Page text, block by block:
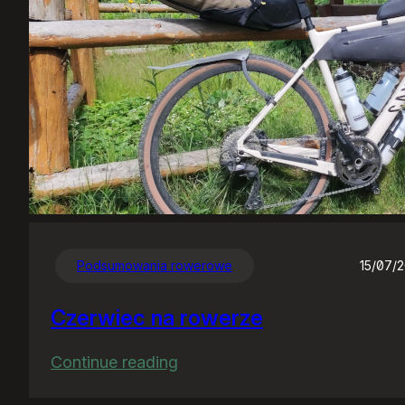
Podsumowania rowerowe 15/07/
Czerwiec na rowerze
Continue reading